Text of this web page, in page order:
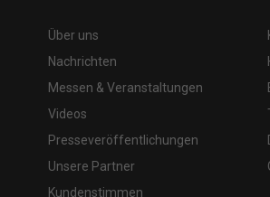
Über uns
Nachrichten
Messen & Veranstaltungen
Videos
Presseveröffentlichungen
Unsere Partner
Kundenstimmen